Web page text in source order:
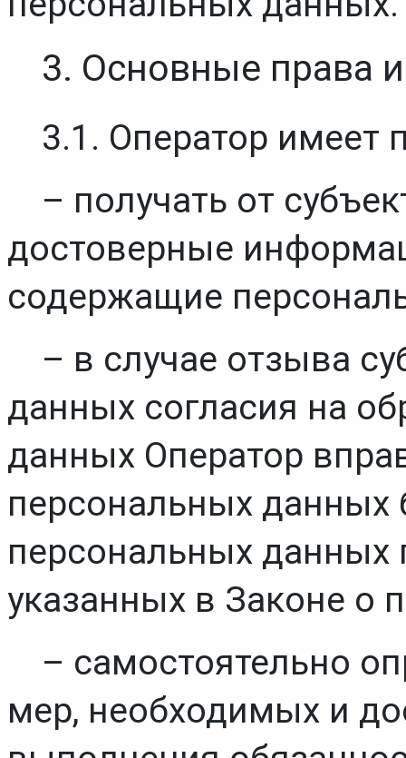
3. Основные права
3.1. Оператор имеет
– получать от
достоверные
содержащие
– в случае отзыва
данных согласия на
данных Оператор
персональных данных
персональных данных
указанных в Законе о
– самостоятельно
мер, необходимых и